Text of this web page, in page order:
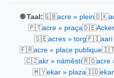
🌐 Taal:🇬🇧acre » plein🇩🇰
🇵🇹acre » praça🇩🇪
🇸🇪acres » torg🇫🇮aari
🇫🇷acre » place publique
🇨🇿akr » náměstí🇷🇴acre
🇲🇾ekar » plaza🇮🇩